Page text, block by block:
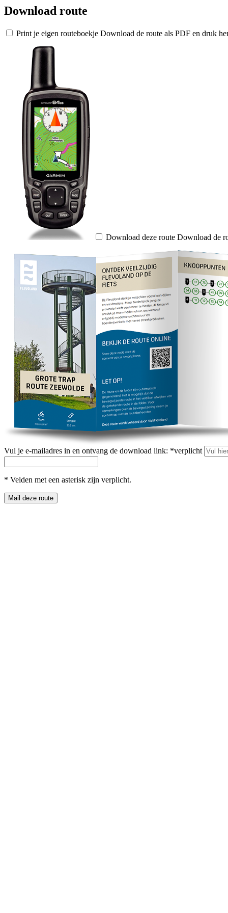
Download route
Print je eigen routeboekje Download de route als PDF en druk
Download deze route Download de
Vul je e-mailadres in en ontvang de download link: *verplicht
* Velden met een asterisk zijn verplicht.